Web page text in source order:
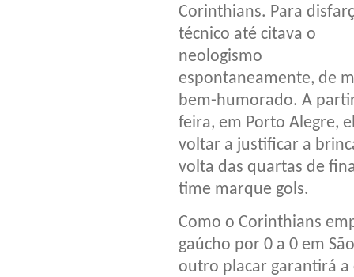
Corinthians. Para
técnico até citava o
neologismo
espontaneamente, de
bem-humorado. A
feira, em Porto Alegre,
voltar a justificar a
volta das quartas de
time marque gols.
Como o Corinthians
gaúcho por 0 a 0 em
outro placar garantirá a